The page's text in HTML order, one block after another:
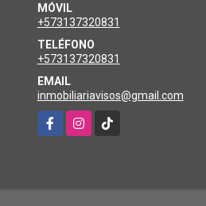
MÓVIL
+573137320831
TELÉFONO
+573137320831
EMAIL
inmobiliariavisos@gmail.com
FacebookInstagram
TikTok